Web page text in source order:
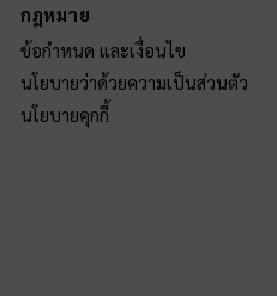
กฎหมาย
ข้อกำหนด และเงื่อนไข
นโยบายว่าด้วยความเป็นส่วนตัว
นโยบายคุกกี้